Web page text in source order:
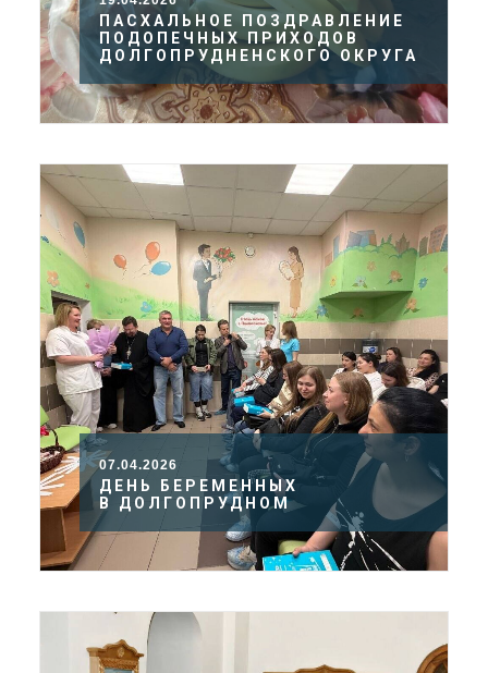
ПАСХАЛЬНОЕ ПОЗДРАВЛЕНИЕ
ПОДОПЕЧНЫХ ПРИХОДОВ
ДОЛГОПРУДНЕНСКОГО ОКРУГА
07.04.2026
ДЕНЬ БЕРЕМЕННЫХ
В ДОЛГОПРУДНОМ